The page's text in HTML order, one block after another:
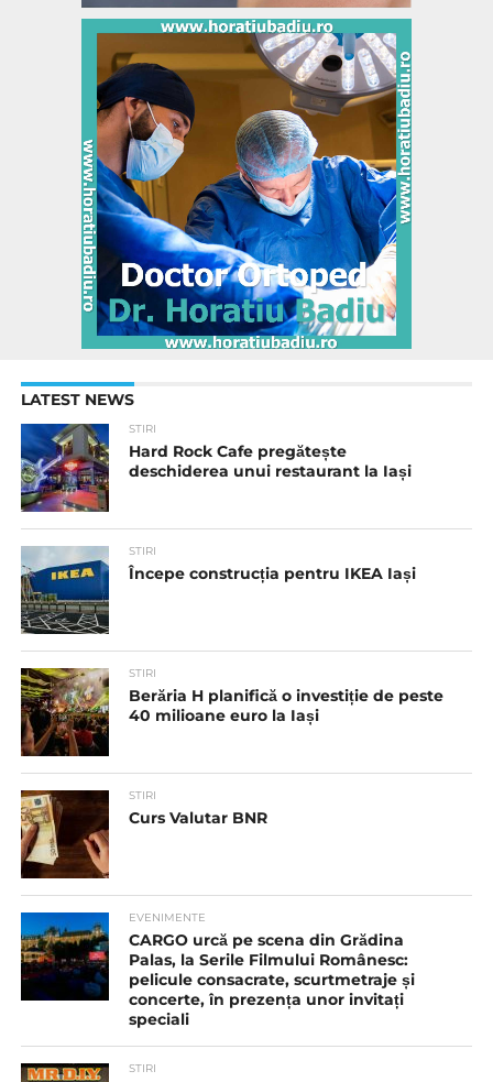
LATEST NEWS
STIRI
Hard Rock Cafe pregătește
deschiderea unui restaurant la Iași
STIRI
Începe construcția pentru IKEA Iași
STIRI
Berăria H planifică o investiție de peste
40 milioane euro la Iași
STIRI
Curs Valutar BNR
EVENIMENTE
CARGO urcă pe scena din Grădina
Palas, la Serile Filmului Românesc:
pelicule consacrate, scurtmetraje și
concerte, în prezența unor invitați
speciali
STIRI